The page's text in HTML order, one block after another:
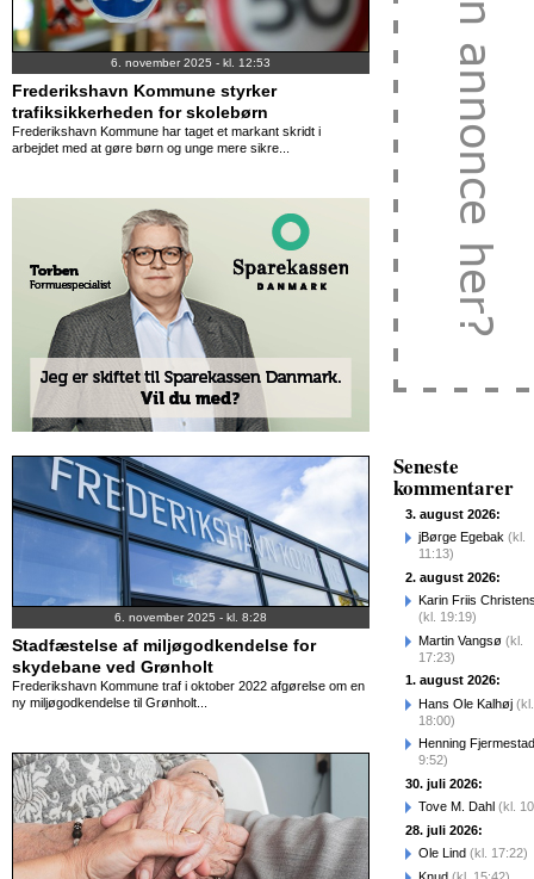
6. november 2025 - kl. 12:53
Frederikshavn Kommune styrker
trafiksikkerheden for skolebørn
Frederikshavn Kommune har taget et markant skridt i
arbejdet med at gøre børn og unge mere sikre...
6. november 2025 - kl. 8:28
Stadfæstelse af miljøgodkendelse for
skydebane ved Grønholt
Frederikshavn Kommune traf i oktober 2022 afgørelse om en
ny miljøgodkendelse til Grønholt...
Seneste
kommentarer
3. august 2026:
jBørge Egebak (kl.
11:13)
2. august 2026:
Karin Friis
(kl. 19:19)
Martin Vangsø (kl.
17:23)
1. august 2026:
Hans Ole Kalhøj (kl.
18:00)
Henning
9:52)
30. juli 2026:
Tove M. Dahl (kl.
28. juli 2026:
Ole Lind (kl. 17:22)
Knud (kl. 15:42)